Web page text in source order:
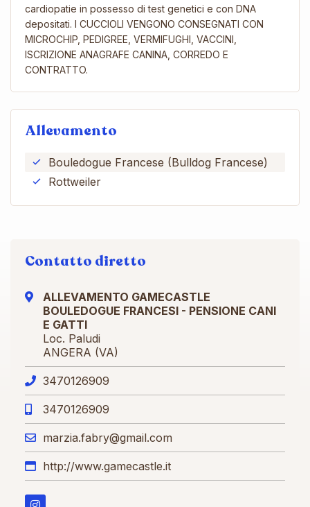
cardiopatie in possesso di test genetici e con DNA
depositati. I CUCCIOLI VENGONO CONSEGNATI CON
MICROCHIP, PEDIGREE, VERMIFUGHI, VACCINI,
ISCRIZIONE ANAGRAFE CANINA, CORREDO E
CONTRATTO.
Allevamento
Bouledogue Francese (Bulldog Francese)
Rottweiler
Contatto diretto
ALLEVAMENTO GAMECASTLE
BOULEDOGUE FRANCESI - PENSIONE CANI
E GATTI
Loc. Paludi
ANGERA (VA)
3470126909
3470126909
marzia.fabry@gmail.com
http://www.gamecastle.it